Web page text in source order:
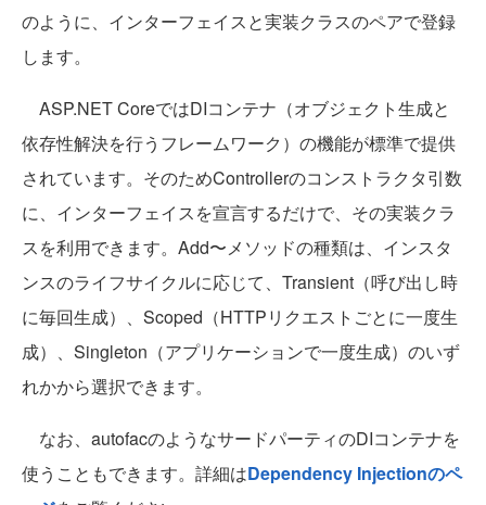
のように、インターフェイスと実装クラスのペアで登録
します。
ASP.NET CoreではDIコンテナ（オブジェクト生成と
依存性解決を行うフレームワーク）の機能が標準で提供
されています。そのためControllerのコンストラクタ引数
に、インターフェイスを宣言するだけで、その実装クラ
スを利用できます。Add〜メソッドの種類は、インスタ
ンスのライフサイクルに応じて、Transient（呼び出し時
に毎回生成）、Scoped（HTTPリクエストごとに一度生
成）、Singleton（アプリケーションで一度生成）のいず
れかから選択できます。
なお、autofacのようなサードパーティのDIコンテナを
使うこともできます。詳細はDependency Injectionのペ